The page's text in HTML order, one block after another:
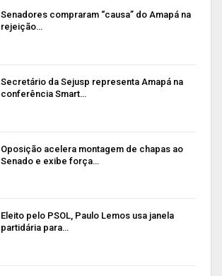
Senadores compraram “causa” do Amapá na
rejeição…
Secretário da Sejusp representa Amapá na
conferência Smart…
Oposição acelera montagem de chapas ao
Senado e exibe força…
Eleito pelo PSOL, Paulo Lemos usa janela
partidária para…